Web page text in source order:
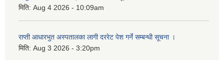
मिति: Aug 4 2026 - 10:09am
राप्ती आधारभुत अस्पतालका लागी दररेट पेश गर्ने सम्बन्धी सूचना ।
मिति: Aug 3 2026 - 3:20pm